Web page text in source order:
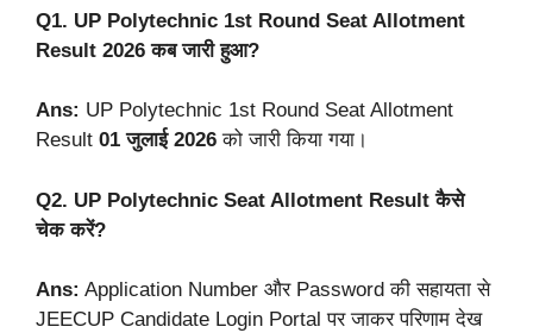
Q1. UP Polytechnic 1st Round Seat Allotment
Result 2026 कब जारी हुआ?
Ans: UP Polytechnic 1st Round Seat Allotment
Result 01 जुलाई 2026 को जारी किया गया।
Q2. UP Polytechnic Seat Allotment Result कैसे
चेक करें?
Ans: Application Number और Password की सहायता से
JEECUP Candidate Login Portal पर जाकर परिणाम देख